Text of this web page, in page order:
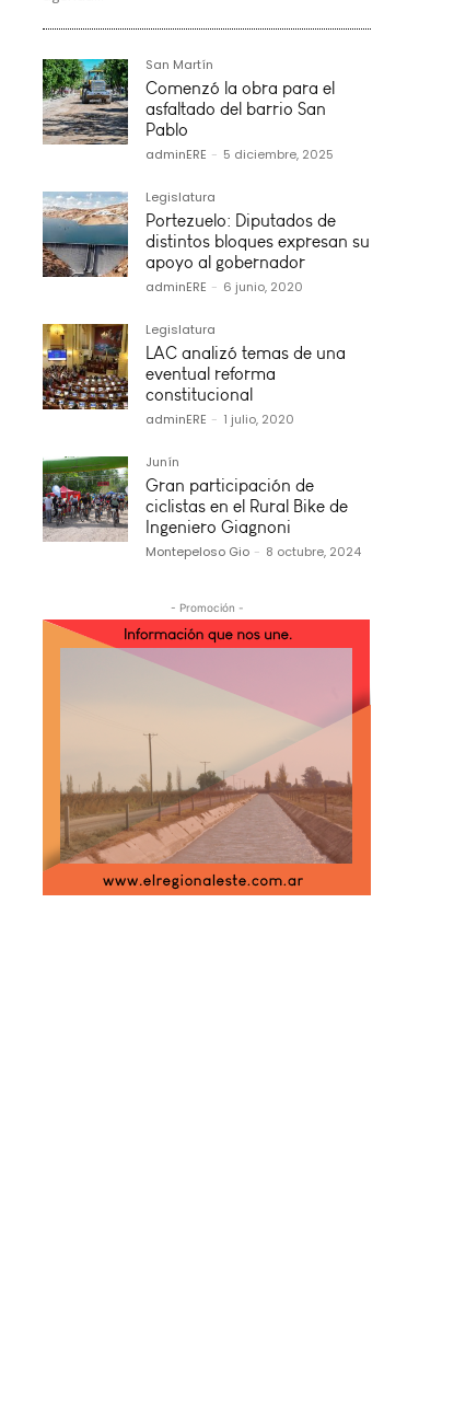
San Martín
Comenzó la obra para el
asfaltado del barrio San
Pablo
adminERE - 5 diciembre, 2025
Legislatura
Portezuelo: Diputados de
distintos bloques expresan su
apoyo al gobernador
adminERE - 6 junio, 2020
Legislatura
LAC analizó temas de una
eventual reforma
constitucional
adminERE - 1 julio, 2020
Junín
Gran participación de
ciclistas en el Rural Bike de
Ingeniero Giagnoni
Montepeloso Gio - 8 octubre, 2024
- Promoción -